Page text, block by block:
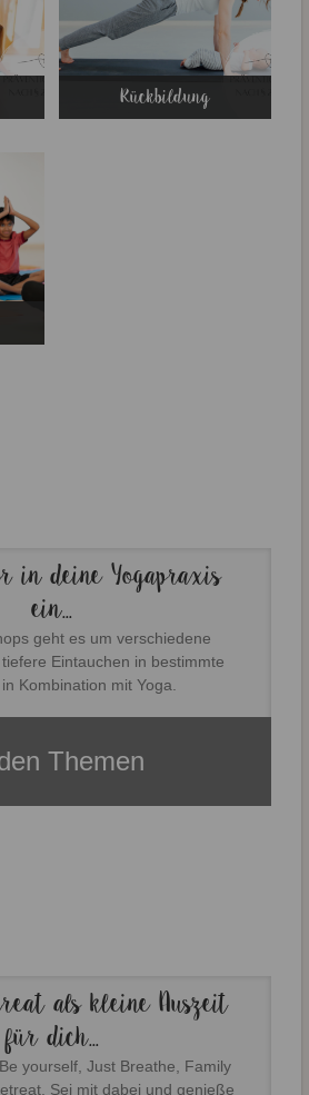
Rückbildung
in deine Yogapraxis
ein...
geht es um verschiedene
Eintauchen in bestimmte
Kombination mit Yoga.
Themen
als kleine Auszeit
für dich...
yourself, Just Breathe, Family
Sei mit dabei und genieße